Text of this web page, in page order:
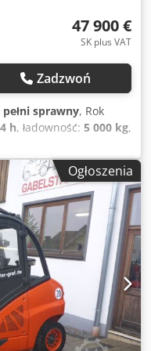
i zmian.47 900 €
SK plus VAT
Zadzwoń
sprawny, Rok
h, ładowność: 5 000 kg,
diesel, typ masztu:
mm, szerokość
1 600 mm, typ
1 350 mm
, Wózek
500 mm Klasa
Triplex Skrzynia
Klasa prędkości: 20
Stan techniczny:
Opony
Opony przednie, stan:
Opony tylne,
stan: 80 - 100% Opis:
Ogłoszenia